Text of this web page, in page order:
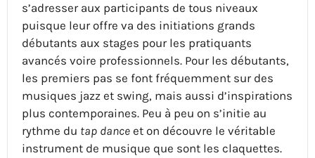
s’adresser aux participants de tous niveaux
puisque leur offre va des initiations grands
débutants aux stages pour les pratiquants
avancés voire professionnels. Pour les débutants,
les premiers pas se font fréquemment sur des
musiques jazz et swing, mais aussi d’inspirations
plus contemporaines. Peu à peu on s’initie au
rythme du tap dance et on découvre le véritable
instrument de musique que sont les claquettes.